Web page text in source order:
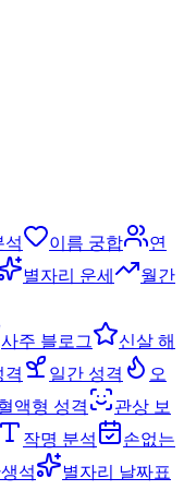
석 이름 궁합
연
별자리 운세
월간
사주 블로그
신살 해
격 일간 성격
오
액형 성격
관상 보
작명 분석
손없는
석
별자리 날짜표